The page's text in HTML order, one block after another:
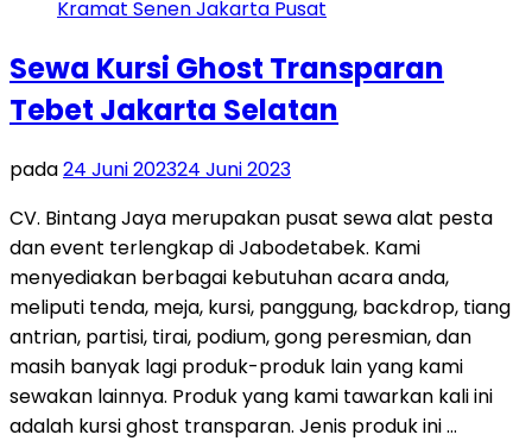
Sewa Kursi Ghost Transparan
Tebet Jakarta Selatan
pada24 Juni 202324 Juni 2023
CV. Bintang Jaya merupakan pusat sewa alat pesta
dan event terlengkap di Jabodetabek. Kami
menyediakan berbagai kebutuhan acara anda,
meliputi tenda, meja, kursi, panggung, backdrop, tiang
antrian, partisi, tirai, podium, gong peresmian, dan
masih banyak lagi produk-produk lain yang kami
sewakan lainnya. Produk yang kami tawarkan kali ini
adalah kursi ghost transparan. Jenis produk ini …